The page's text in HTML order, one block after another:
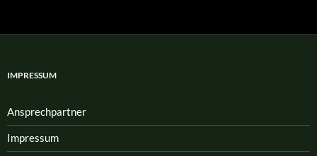
IMPRESSUM
Ansprech­partner
Impressum